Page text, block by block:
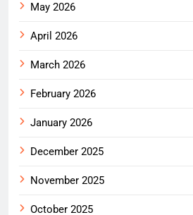
May 2026
April 2026
March 2026
February 2026
January 2026
December 2025
November 2025
October 2025